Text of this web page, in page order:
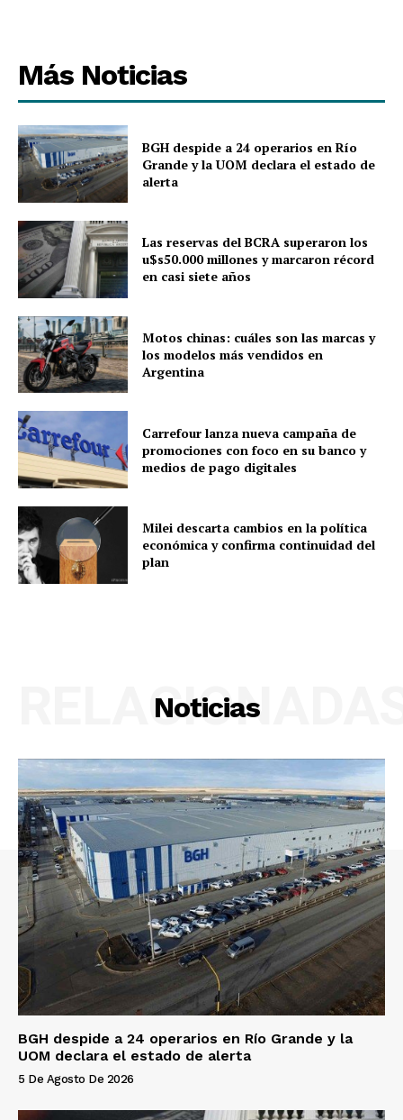
Más Noticias
BGH despide a 24 operarios en Río
Grande y la UOM declara el estado de
alerta
Las reservas del BCRA superaron los
u$s50.000 millones y marcaron récord
en casi siete años
Motos chinas: cuáles son las marcas y
los modelos más vendidos en
Argentina
Carrefour lanza nueva campaña de
promociones con foco en su banco y
medios de pago digitales
Milei descarta cambios en la política
económica y confirma continuidad del
plan
Noticias
BGH despide a 24 operarios en Río Grande y la
UOM declara el estado de alerta
5 De Agosto De 2026